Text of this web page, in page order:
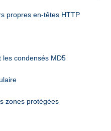
propres en-têtes HTTP
les condensés MD5
zones protégées